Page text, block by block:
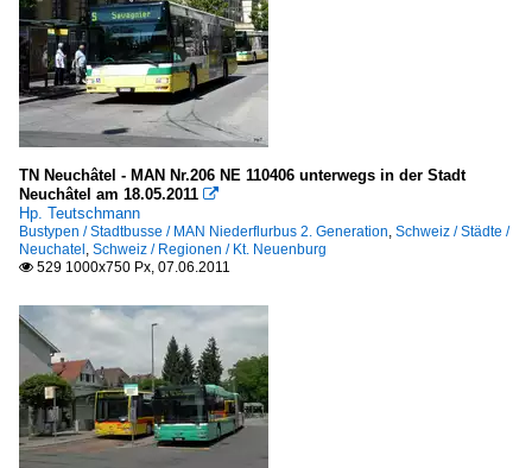
TN Neuchâtel - MAN Nr.206 NE 110406 unterwegs in der Stadt
Neuchâtel am 18.05.2011 
Hp. Teutschmann
Bustypen / Stadtbusse / MAN Niederflurbus 2. Generation, Schweiz / Städte /
Neuchatel , Schweiz / Regionen / Kt. Neuenburg
 529 1000x750 Px, 07.06.2011